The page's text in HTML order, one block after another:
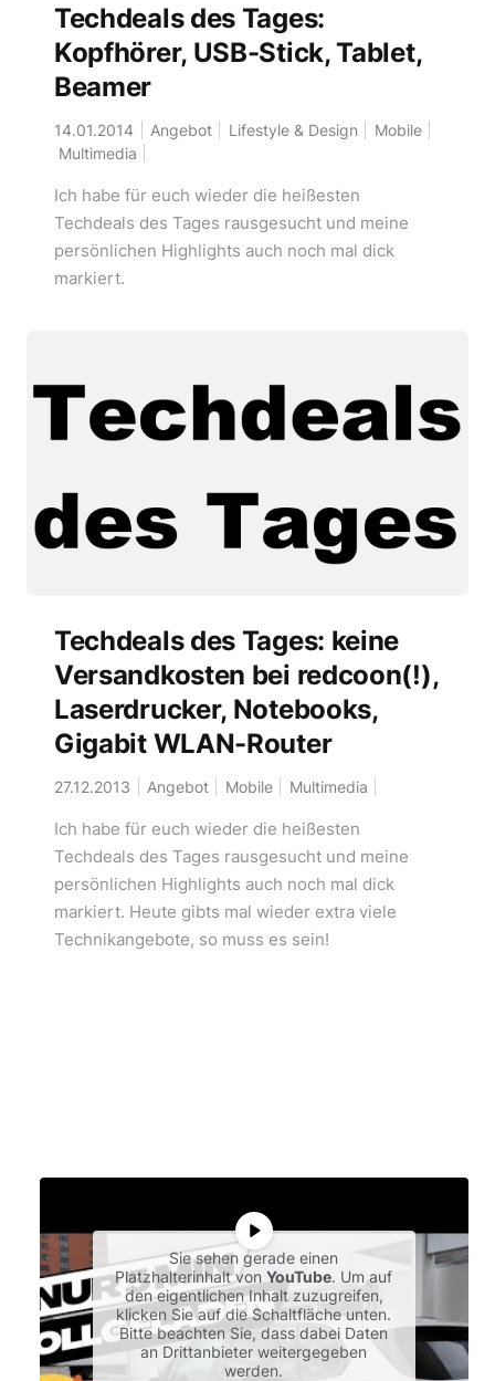
Techdeals des Tages:
Kopfhörer, USB-Stick, Tablet,
Beamer
14.01.2014 Angebot Lifestyle & Design
Mobile
Multimedia
Ich habe für euch wieder die heißesten
Techdeals des Tages rausgesucht und meine
persönlichen Highlights auch noch mal dick
markiert.
Techdeals des Tages: keine
Versandkosten bei redcoon(!),
Laserdrucker, Notebooks,
Gigabit WLAN-Router
27.12.2013 Angebot Mobile Multimedia
Ich habe für euch wieder die heißesten
Techdeals des Tages rausgesucht und meine
persönlichen Highlights auch noch mal dick
markiert. Heute gibts mal wieder extra viele
Technikangebote, so muss es sein!
Sie sehen gerade einen
Platzhalterinhalt vonYouTube. Um auf
den eigentlichen Inhalt zuzugreifen,
klicken Sie auf die Schaltfläche unten.
Bitte beachten Sie, dass dabei Daten
an Drittanbieter weitergegeben
werden.